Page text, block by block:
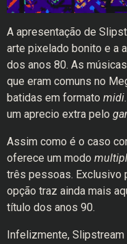
A apresentação de
arte pixelado bonito e a
dos anos 80. As
que eram comuns no
batidas em formato midi
um aprecio extra pelo
Assim como é o caso
oferece um modo
três pessoas. Exclusivo
opção traz ainda mais
título dos anos 90.
Infelizmente,